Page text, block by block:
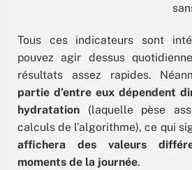
Tous ces indicateurs sont
pouvez agir dessus
résultats assez rapides.
partie d’entre eux dépendent
hydratation (laquelle pèse
calculs de l’algorithme), ce qui
affichera des valeurs
moments de la journée.